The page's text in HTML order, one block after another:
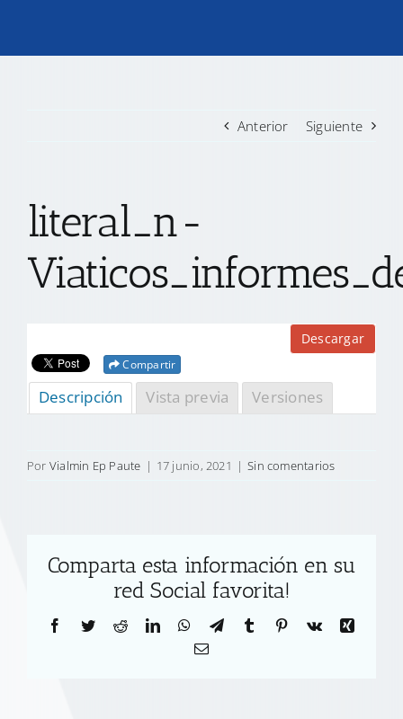
TRANSPARENCIA
CONTACTO
Anterior Siguiente
literal_n-
Descargar
Compartir
Descripción Vista previa Versiones
Por Vialmin Ep Paute | 17 junio, 2021 | Sin comentarios
Comparta esta información en su
red Social favorita!
Facebook
TwitterRedditLinkedInWhatsApp
TelegramTumblr Pinterest
Vk
Xing
Correo